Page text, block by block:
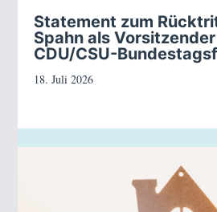
Statement zum
Spahn als
CDU/CSU-
18. Juli 2026